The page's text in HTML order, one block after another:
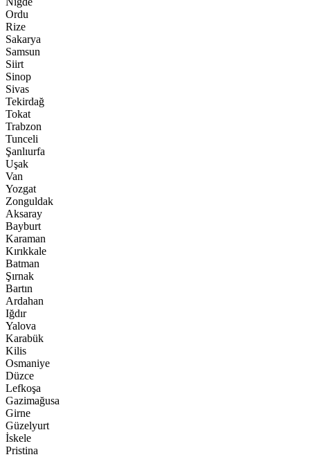
Ordu
Rize
Sakarya
Samsun
Siirt
Sinop
Sivas
Tekirdağ
Tokat
Trabzon
Tunceli
Şanlıurfa
Uşak
Van
Yozgat
Zonguldak
Aksaray
Bayburt
Karaman
Kırıkkale
Batman
Şırnak
Bartın
Ardahan
Iğdır
Yalova
Karabük
Kilis
Osmaniye
Düzce
Lefkoşa
Gazimağusa
Girne
Güzelyurt
İskele
Pristina